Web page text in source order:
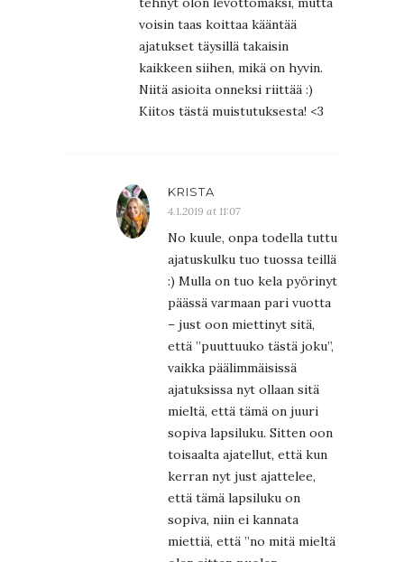
voisin taas koittaa kääntää
ajatukset täysillä takaisin
kaikkeen siihen, mikä on hyvin.
Niitä asioita onneksi riittää :)
Kiitos tästä muistutuksesta! <3
KRISTA
4.1.2019 at 11:07
No kuule, onpa todella tuttu
ajatuskulku tuo tuossa teillä
:) Mulla on tuo kela pyörinyt
päässä varmaan pari vuotta
– just oon miettinyt sitä,
että ”puuttuuko tästä joku”,
vaikka päälimmäisissä
ajatuksissa nyt ollaan sitä
mieltä, että tämä on juuri
sopiva lapsiluku. Sitten oon
toisaalta ajatellut, että kun
kerran nyt just ajattelee,
että tämä lapsiluku on
sopiva, niin ei kannata
miettiä, että ”no mitä mieltä